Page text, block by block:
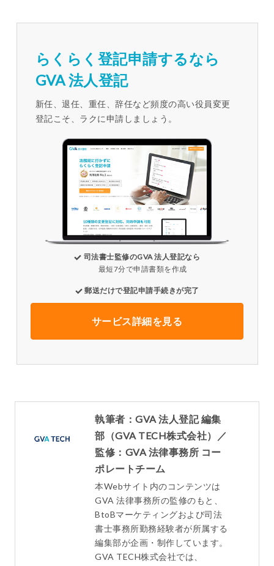
らくらく登記申請するなら
GVA 法人登記
新任、退任、重任、辞任など頻度の高い役員変更
登記こそ、ラクに申請しましょう。
司法書士監修のGVA 法人登記なら
最短7分で申請書類を作成
郵送だけで登記申請手続きが完了
サービス詳細を見る
執筆者：GVA 法人登記 編集
部（GVA TECH株式会社）／
監修：GVA 法律事務所 コー
ポレートチーム
本Webサイト内のコンテンツは
GVA 法律事務所の監修のもと、
BtoBマーケティングおよび司法
書士事務所勤務経験者が所属する
編集部が企画・制作しています。
GVA TECH株式会社では、